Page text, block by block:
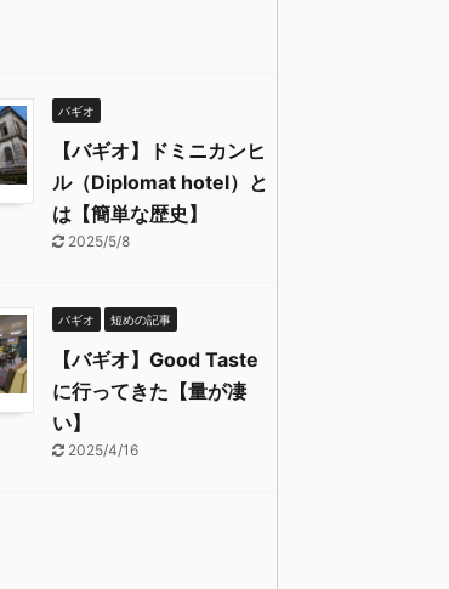
バギオ
【バギオ】ドミニカンヒ
ル（Diplomat hotel）と
は【簡単な歴史】
2025/5/8
バギオ 短めの記事
【バギオ】Good Taste
に行ってきた【量が凄
い】
2025/4/16